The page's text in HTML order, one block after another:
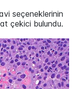
seçeneklerinin
çekici bulundu.